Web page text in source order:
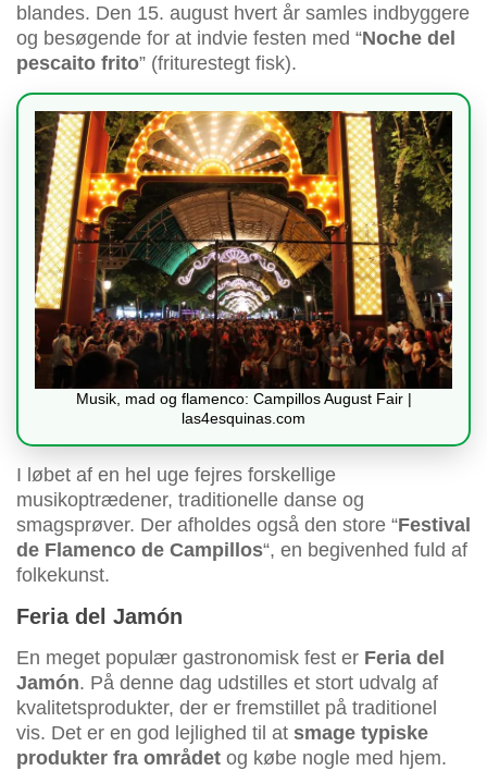
blandes. Den 15. august hvert år samles indbyggere
og besøgende for at indvie festen med “Noche del
pescaito frito” (friturestegt fisk).
Musik, mad og flamenco: Campillos August Fair |
las4esquinas.com
I løbet af en hel uge fejres forskellige
musikoptrædener, traditionelle danse og
smagsprøver. Der afholdes også den store “Festival
de Flamenco de Campillos“, en begivenhed fuld af
folkekunst.
Feria del Jamón
En meget populær gastronomisk fest er Feria del
Jamón. På denne dag udstilles et stort udvalg af
kvalitetsprodukter, der er fremstillet på traditionel
vis. Det er en god lejlighed til at smage typiske
produkter fra området og købe nogle med hjem.